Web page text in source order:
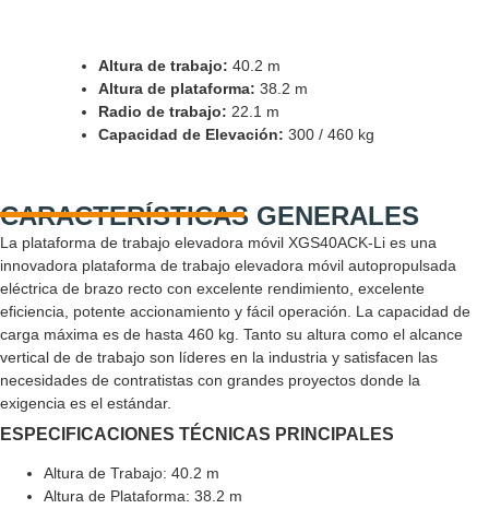
Altura de trabajo: 40.2 m
Altura de plataforma: 38.2 m
Radio de trabajo: 22.1 m
Capacidad de Elevación: 300 / 460 kg
CARACTERÍSTICAS GENERALES
La plataforma de trabajo elevadora móvil XGS40ACK-Li es una
innovadora plataforma de trabajo elevadora móvil autopropulsada
eléctrica de brazo recto con excelente rendimiento, excelente
eficiencia, potente accionamiento y fácil operación. La capacidad de
carga máxima es de hasta 460 kg. Tanto su altura como el alcance
vertical de de trabajo son líderes en la industria y satisfacen las
necesidades de contratistas con grandes proyectos donde la
exigencia es el estándar.
ESPECIFICACIONES TÉCNICAS PRINCIPALES
Altura de Trabajo: 40.2 m
Altura de Plataforma: 38.2 m